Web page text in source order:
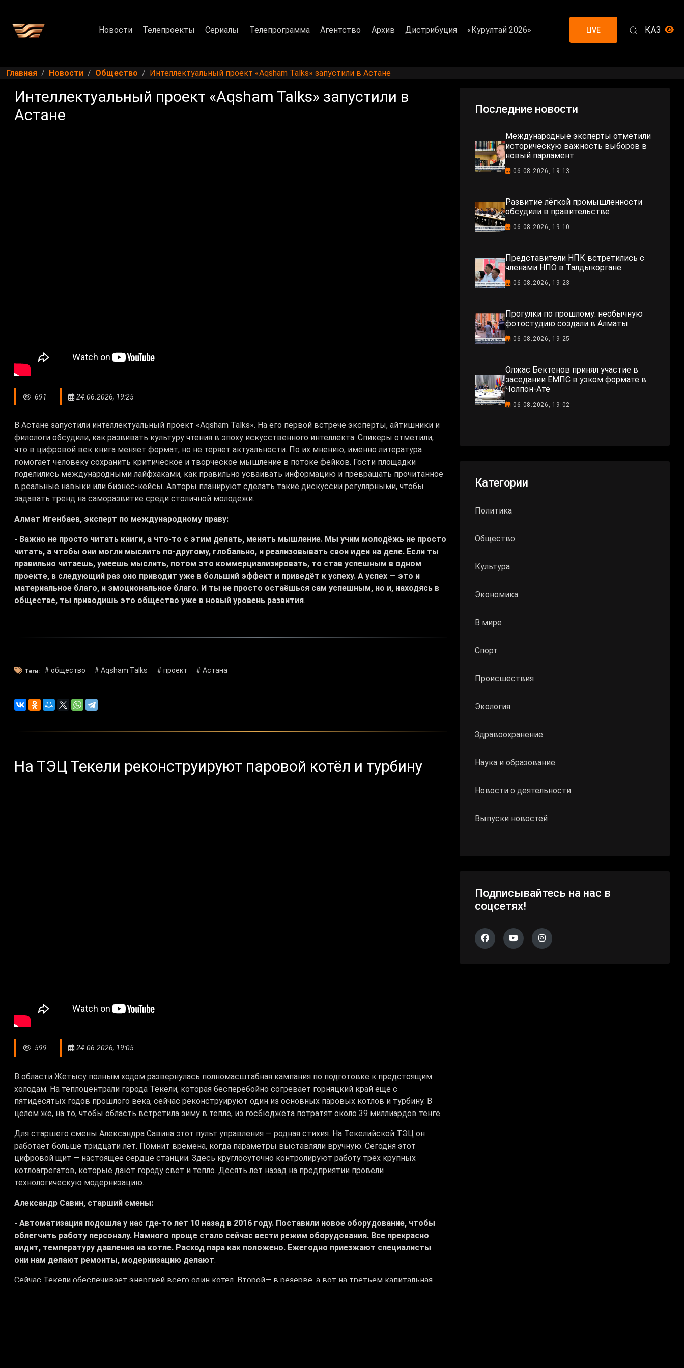
Новости Телепроекты Сериалы Телепрограмма Агентство Архив Дистрибуция «Курултай 2026» LIVE ҚАЗ
Главная Новости Общество Интеллектуальный проект «Aqsham Talks» запустили в Астане
Интеллектуальный проект «Aqsham Talks» запустили в
Астане
691 24.06.2026, 19:25
В Астане запустили интеллектуальный проект «Aqsham Talks». На его первой встрече эксперты, айтишники и
филологи обсудили, как развивать культуру чтения в эпоху искусственного интеллекта. Спикеры отметили,
что в цифровой век книга меняет формат, но не теряет актуальности. По их мнению, именно литература
помогает человеку сохранить критическое и творческое мышление в потоке фейков. Гости площадки
поделились международными лайфхаками, как правильно усваивать информацию и превращать прочитанное
в реальные навыки или бизнес-кейсы. Авторы планируют сделать такие дискуссии регулярными, чтобы
задавать тренд на саморазвитие среди столичной молодежи.
Алмат Игенбаев, эксперт по международному праву:
- Важно не просто читать книги, а что-то с этим делать, менять мышление. Мы учим молодёжь не просто
читать, а чтобы они могли мыслить по-другому, глобально, и реализовывать свои идеи на деле. Если ты
правильно читаешь, умеешь мыслить, потом это коммерциализировать, то став успешным в одном
проекте, в следующий раз оно приводит уже в больший эффект и приведёт к успеху. А успех — это и
материальное благо, и эмоциональное благо. И ты не просто остаёшься сам успешным, но и, находясь в
обществе, ты приводишь это общество уже в новый уровень развития.
Теги: # общество # Aqsham Talks # проект # Астана
На ТЭЦ Текели реконструируют паровой котёл и турбину
599 24.06.2026, 19:05
В области Жетысу полным ходом развернулась полномасштабная кампания по подготовке к предстоящим
холодам. На теплоцентрали города Текели, которая бесперебойно согревает горняцкий край еще с
пятидесятых годов прошлого века, сейчас реконструируют один из основных паровых котлов и турбину. В
целом же, на то, чтобы область встретила зиму в тепле, из госбюджета потратят около 39 миллиардов тенге.
Для старшего смены Александра Савина этот пульт управления — родная стихия. На Текелийской ТЭЦ он
работает больше тридцати лет. Помнит времена, когда параметры выставляли вручную. Сегодня этот
цифровой щит — настоящее сердце станции. Здесь круглосуточно контролируют работу трёх крупных
котлоагрегатов, которые дают городу свет и тепло. Десять лет назад на предприятии провели
технологическую модернизацию.
Александр Савин, старший смены:
- Автоматизация подошла у нас где-то лет 10 назад в 2016 году. Поставили новое оборудование, чтобы
облегчить работу персоналу. Намного проще стало сейчас вести режим оборудования. Все прекрасно
видит, температуру давления на котле. Расход пара как положено. Ежегодно приезжают специалисты
они нам делают ремонты, модернизацию делают.
Сейчас Текели обеспечивает энергией всего один котел. Второй— в резерве, а вот на третьем капитальная
Последние новости
Международные эксперты отметили
историческую важность выборов в
новый парламент
06.08.2026, 19:13
Развитие лёгкой промышленности
обсудили в правительстве
06.08.2026, 19:10
Представители НПК встретились с
членами НПО в Талдыкоргане
06.08.2026, 19:23
Прогулки по прошлому: необычную
фотостудию создали в Алматы
06.08.2026, 19:25
Олжас Бектенов принял участие в
заседании ЕМПС в узком формате в
Чолпон-Ате
06.08.2026, 19:02
Категории
Политика
Общество
Культура
Экономика
В мире
Спорт
Происшествия
Экология
Здравоохранение
Наука и образование
Новости о деятельности
Выпуски новостей
Подписывайтесь на нас в
соцсетях!